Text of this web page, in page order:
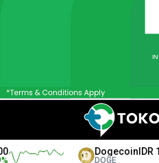
DogecoinIDR 1.249,00